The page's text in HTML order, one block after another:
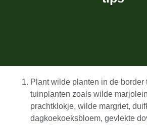
Plant wilde planten in de border
tuinplanten zoals wilde
prachtklokje, wilde margriet,
dagkoekoeksbloem, gevlekte